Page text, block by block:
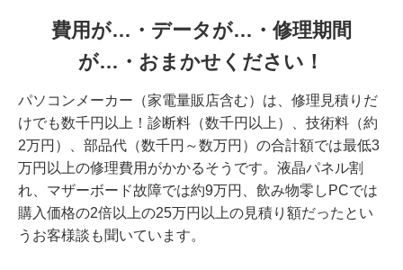
品NEC PC Core
i5/16GB/SSD512/Office2024H&B
ProDesk 400 G7 桜川市法人様
2026年 8月 4日 起動不能 2019年モデル 富士通
Lifebook AH79/D3 SSD故障 データ復旧修理 つく
ば市
2026年 8月 3日 起動不能 NECノート VasaPro
VF-G 原因はメモリー故障だった 水戸市
費用が…・データが…・修理期間
が…・おまかせください！
パソコンメーカー（家電量販店含む）は、修理見積りだ
けでも数千円以上！診断料（数千円以上）、技術料（約
2万円）、部品代（数千円～数万円）の合計額では最低3
万円以上の修理費用がかかるそうです。液晶パネル割
れ、マザーボード故障では約9万円、飲み物零しPCでは
購入価格の2倍以上の25万円以上の見積り額だったとい
うお客様談も聞いています。